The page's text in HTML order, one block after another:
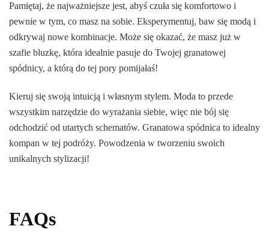
Pamiętaj, że najważniejsze jest, abyś czuła się komfortowo i
pewnie w tym, co masz na sobie. Eksperymentuj, baw się modą i
odkrywaj nowe kombinacje. Może się okazać, że masz już w
szafie bluzkę, która idealnie pasuje do Twojej granatowej
spódnicy, a którą do tej pory pomijałaś!
Kieruj się swoją intuicją i własnym stylem. Moda to przede
wszystkim narzędzie do wyrażania siebie, więc nie bój się
odchodzić od utartych schematów. Granatowa spódnica to idealny
kompan w tej podróży. Powodzenia w tworzeniu swoich
unikalnych stylizacji!
FAQs